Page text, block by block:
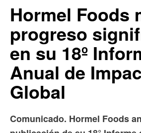
Hormel Foods
progreso
en su 18º
Anual de
Global
Comunicado. Hormel Foods